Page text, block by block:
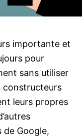
importante et
pour
sans utiliser
constructeurs
leurs propres
Google,